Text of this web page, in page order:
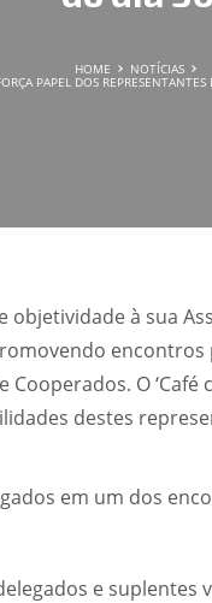
HOME
NOTÍCIAS
PAPEL DOS
à sua
O
destes
em um dos
e suplentes